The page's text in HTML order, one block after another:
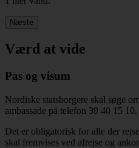
Næste
Værd at vide
Pas og visum
Nordiske statsborgere skal søge
ambassade på telefon 39 40 15
Det er obligatorisk for alle der
skal fremvises ved afrejse og